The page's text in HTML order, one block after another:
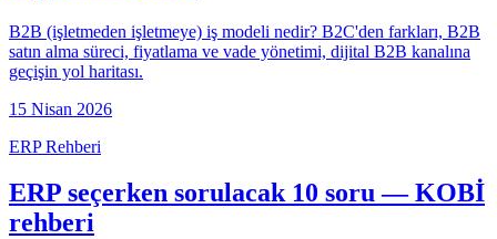
B2B (işletmeden işletmeye) iş modeli nedir? B2C'den farkları, B2B
satın alma süreci, fiyatlama ve vade yönetimi, dijital B2B kanalına
geçişin yol haritası.
15 Nisan 2026
ERP Rehberi
ERP seçerken sorulacak 10 soru — KOBİ
rehberi